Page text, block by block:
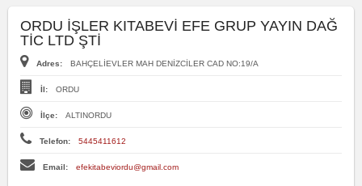
ORDU İŞLER KITABEVİ EFE GRUP YAYIN DAĞ
TİC LTD ŞTİ
Adres: BAHÇELİEVLER MAH DENİZCİLER CAD NO:19/A
İl: ORDU
İlçe: ALTINORDU
Telefon: 5445411612
Email: efekitabeviordu@gmail.com